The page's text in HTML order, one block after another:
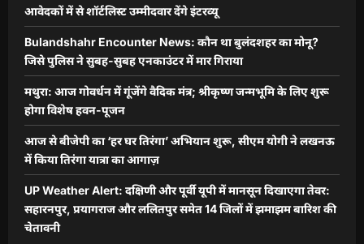
आवेदकों में से शॉर्टलिस्ट उम्मीदवार देंगे इंटरव्यू
Bulandshahr Encounter News: कौन था बुलंदशहर का मोनू?
जिसे पुलिस ने सुबह-सुबह एनकाउंटर में मार गिराया
मथुरा: आज गोवर्धन में गूंजेंगे वैदिक मंत्र; श्रीकृष्ण जन्मभूमि के लिए शुरू
होगा विशेष हवन-पूजन
आज से बीजेपी का ‘हर घर तिरंगा’ अभियान शुरू, सीएम योगी ने लखनऊ
में किया तिरंगा यात्रा का आगाज़
UP Weather Alert: दक्षिणी और पूर्वी यूपी में मानसून दिखाएगा तेवर:
सहारनपुर, प्रयागराज और ललितपुर समेत 14 जिलों में झमाझम बारिश की
चेतावनी